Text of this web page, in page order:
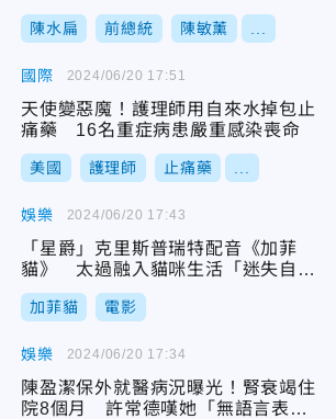
北院判決免訴
陳水扁 前總統 陳敏薰
國際
天使變惡魔！護理師用自來水掉包止
痛藥 16名重症病患嚴重感染喪命
美國 護理師 止痛藥
2024/06/20 17:51
娛樂
「星爵」克里斯普瑞特配音《加菲
貓》 太過融入貓咪生活「迷失自
我」
加菲貓 電影
2024/06/20 17:43
娛樂
陳盈潔保外就醫病況曝光！腎衰竭住
院8個月 許常德嘆她「無語言表達
2024/06/20 17:34